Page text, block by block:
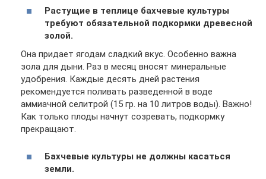
Растущие в теплице бахчевые культуры
требуют обязательной подкормки древесной
золой.
Она придает ягодам сладкий вкус. Особенно важна
зола для дыни. Раз в месяц вносят минеральные
удобрения. Каждые десять дней растения
рекомендуется поливать разведенной в воде
аммиачной селитрой (15 гр. на 10 литров воды). Важно!
Как только плоды начнут созревать, подкормку
прекращают.
Бахчевые культуры не должны касаться
земли.